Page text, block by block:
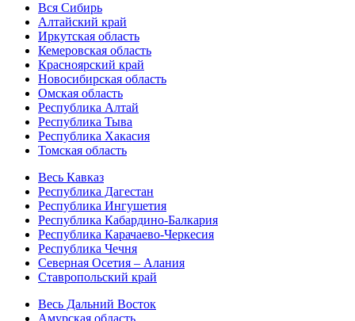
Вся Сибирь
Алтайский край
Иркутская область
Кемеровская область
Красноярский край
Новосибирская область
Омская область
Республика Алтай
Республика Тыва
Республика Хакасия
Томская область
Весь Кавказ
Республика Дагестан
Республика Ингушетия
Республика Кабардино-Балкария
Республика Карачаево-Черкесия
Республика Чечня
Северная Осетия – Алания
Ставропольский край
Весь Дальний Восток
Амурская область